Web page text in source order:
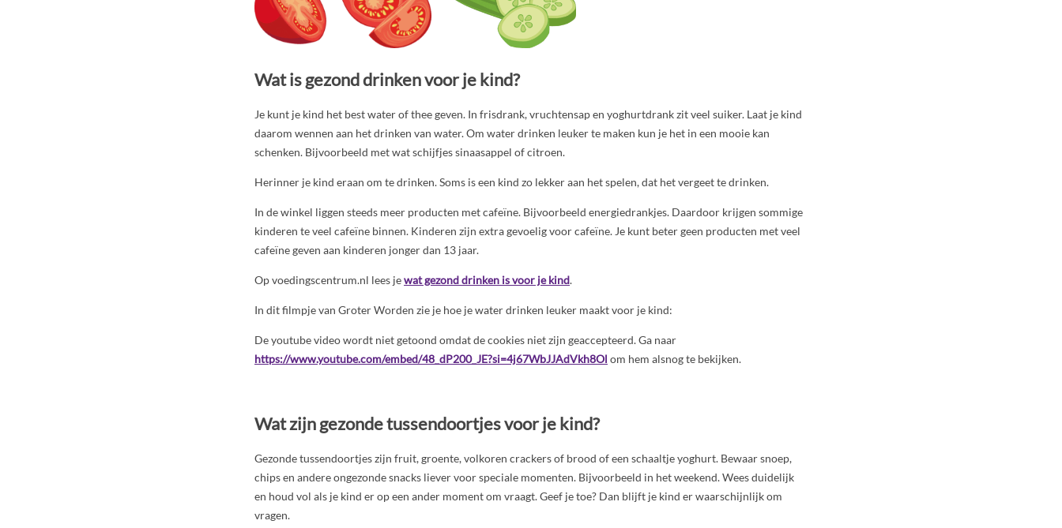
Wat is gezond drinken voor je kind?
Je kunt je kind het best water of thee geven. In frisdrank, vruchtensap en yoghurtdrank zit veel suiker. Laat je kind
daarom wennen aan het drinken van water. Om water drinken leuker te maken kun je het in een mooie kan
schenken. Bijvoorbeeld met wat schijfjes sinaasappel of citroen.
Herinner je kind eraan om te drinken. Soms is een kind zo lekker aan het spelen, dat het vergeet te drinken.
In de winkel liggen steeds meer producten met cafeïne. Bijvoorbeeld energiedrankjes. Daardoor krijgen sommige
kinderen te veel cafeïne binnen. Kinderen zijn extra gevoelig voor cafeïne. Je kunt beter geen producten met veel
cafeïne geven aan kinderen jonger dan 13 jaar.
Op voedingscentrum.nl lees jewat gezond drinken is voor je kind.
In dit filmpje van Groter Worden zie je hoe je water drinken leuker maakt voor je kind:
De youtube video wordt niet getoond omdat de cookies niet zijn geaccepteerd. Ga naar
https://www.youtube.com/embed/48_dP200_JE?si=4j67WbJJAdVkh8Ol om hem alsnog te bekijken.
Wat zijn gezonde tussendoortjes voor je kind?
Gezonde tussendoortjes zijn fruit, groente, volkoren crackers of brood of een schaaltje yoghurt. Bewaar snoep,
chips en andere ongezonde snacks liever voor speciale momenten. Bijvoorbeeld in het weekend. Wees duidelijk
en houd vol als je kind er op een ander moment om vraagt. Geef je toe? Dan blijft je kind er waarschijnlijk om
vragen.